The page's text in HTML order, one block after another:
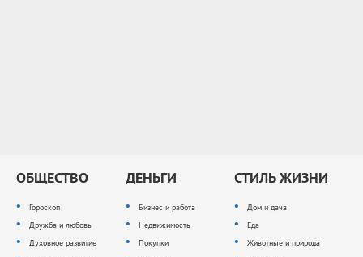
ОБЩЕСТВО
Гороскоп
Дружба и любовь
Духовное развитие
ДЕНЬГИ
Бизнес и работа
Недвижимость
Покупки
СТИЛЬ ЖИЗНИ
Дом и дача
Еда
Животные и природа